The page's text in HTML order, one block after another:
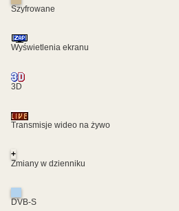
Szyfrowane
Wyświetlenia ekranu
3D
Transmisje wideo na żywo
+
Zmiany w dzienniku
DVB-S